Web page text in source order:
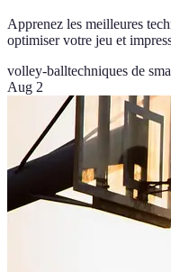
Apprenez les meilleures
optimiser votre jeu et
volley-balltechniques de
Aug 2